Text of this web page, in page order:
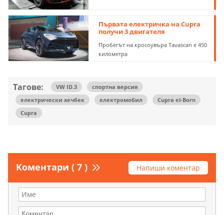
Първата електричка на Cupra
получи 3 двигателя
Пробегът на кросоувъра Tavascan е 450
километра
Тагове: VW ID.3
спортна версия
електрически хечбек
електромобил
Cupra el-Born
Cupra
Коментари ( 7 ) Напиши коментар